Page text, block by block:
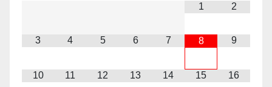
1
2
3 4 5 6 7 8 9
10 11 12 13 14 15 16